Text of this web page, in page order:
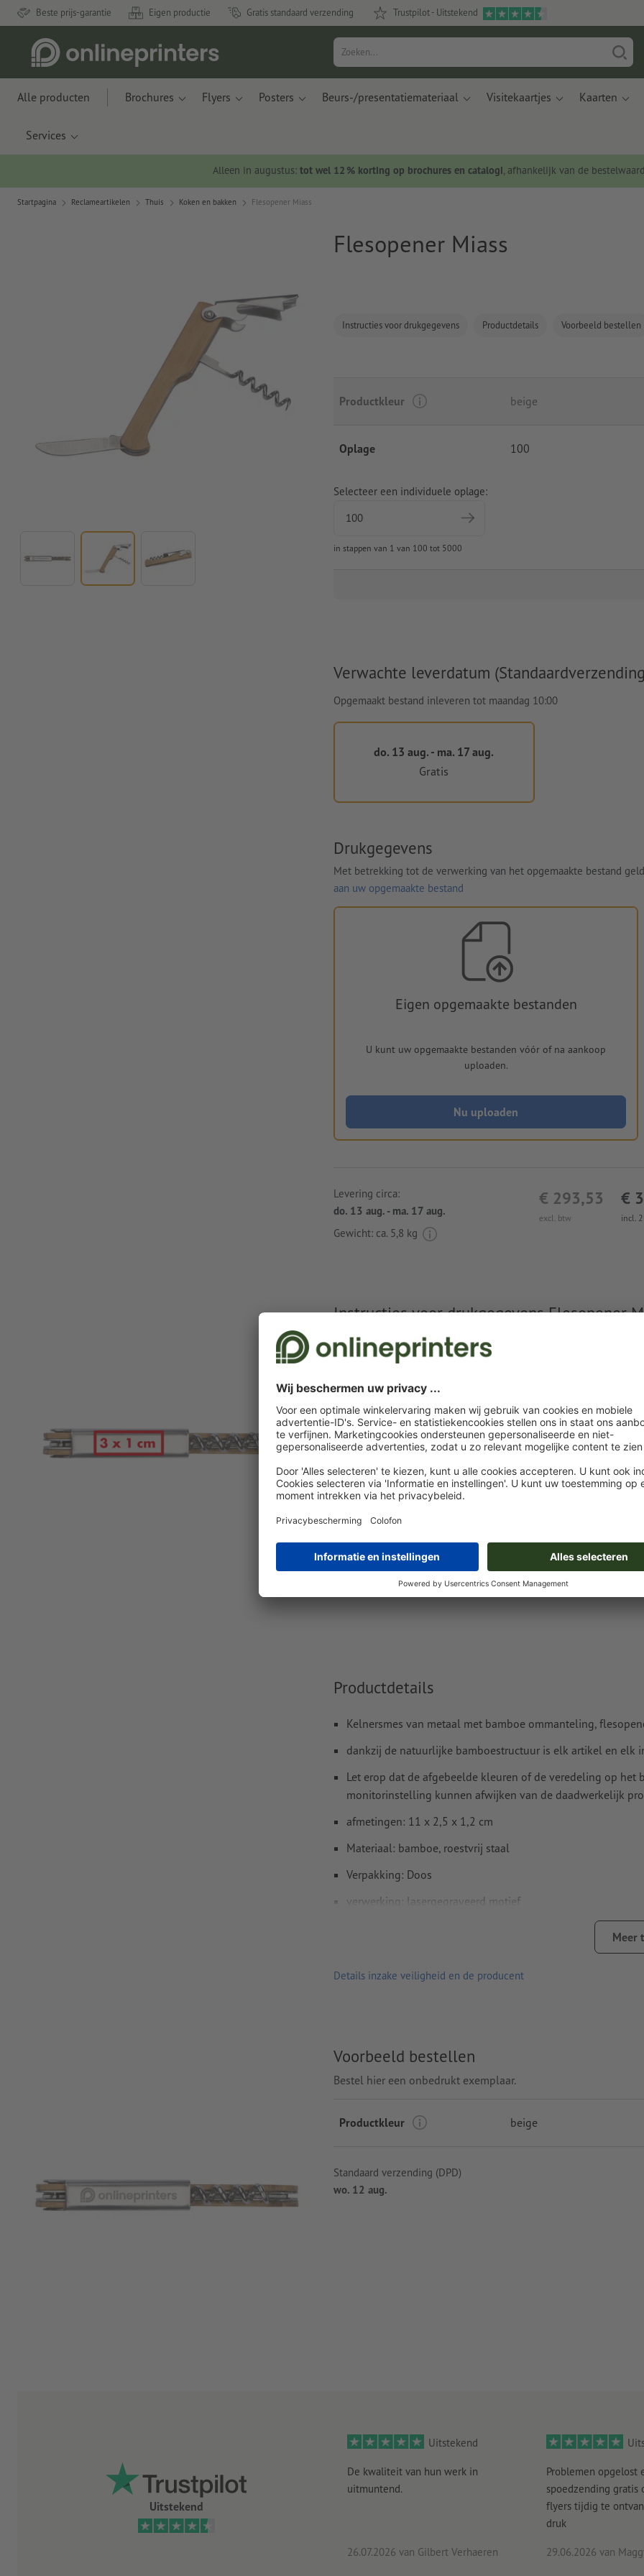
Beste prijs-garantie Eigen productie Gratis standaard verzending Trustpilot - Uitstekend
Alle producten Brochures Flyers Posters Beurs-/presentatiemateriaal Visitekaartjes Kaarten
Services
Alleen in augustus: tot wel 12 % korting op brochures en catalogi, afhankelijk van de
Startpagina Reclameartikelen Thuis Koken en bakken Flesopener Miass
Flesopener Miass
Instructies voor drukgegevens Productdetails Voorbeeld bestellen
Productkleur beige
Oplage 100
Selecteer een individuele oplage:
in stappen van 1 van 100 tot 5000
Verwachte leverdatum
Opgemaakt bestand inleveren tot maandag 10:00
do. 13 aug. - ma. 17 aug.
Gratis
Drukgegevens
Met betrekking tot de verwerking van het opgemaakte bestand
aan uw opgemaakte bestand
Eigen opgemaakte bestanden
U kunt uw opgemaakte bestanden vóór of na aankoop
uploaden.
Nu uploaden
excl. btw
€ 293,53
incl.
€
Levering circa:
do. 13 aug. - ma. 17 aug.
Gewicht: ca. 5,8 kg
Instructies voor drukgegevens Flesopener
Gegevensformaat : 3 x 1 cm
Maak een nieuw kleurveld aan en wijs aan het
desbetreffende kleur toe.
naam van de staal: "Laser"
kleurtype: steunkleur
kleurwaarde: naar keuze
Aanwijzing: Deze "kleur" is alleen bedoeld voor
Het drukklare pdf-bestand mag alleen vectoren bevatten;
afbeeldingen en -templates zijn niet geschikt
Hoe maak ik afdrukgegevens correct?
Meer tonen
Productdetails
Kelnersmes van metaal met bamboe ommanteling,
dankzij de natuurlijke bamboestructuur is elk artikel en elk
Let erop dat de afgebeelde kleuren of de veredeling op
monitorinstelling kunnen afwijken van de daadwerkelijk
afmetingen: 11 x 2,5 x 1,2 cm
Materiaal: bamboe, roestvrij staal
Verpakking: Doos
verwerking: lasergegraveerd motief
Meer
Details inzake veiligheid en de producent
Voorbeeld bestellen
Bestel hier een onbedrukt exemplaar.
Productkleur beige
Standaard verzending (DPD)
wo. 12 aug.
Uitstekend
Uitstekend
De kwaliteit van hun werk in
uitmuntend.
26.07.2026 van Gilbert Verhaeren
Problemen opgelost
spoedzending gratis
flyers tijdig te
druk
29.06.2026 van